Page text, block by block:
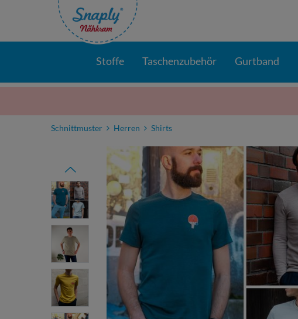
Stoffe Taschenzubehör Gurtband
Schnittmuster Herren Shirts